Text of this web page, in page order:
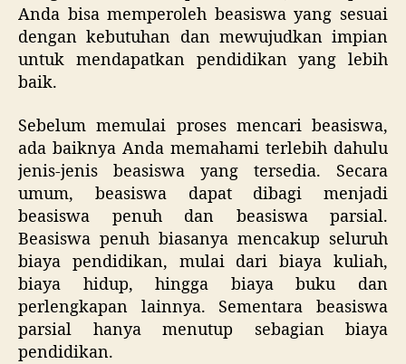
Anda bisa memperoleh beasiswa yang sesuai
dengan kebutuhan dan mewujudkan impian
untuk mendapatkan pendidikan yang lebih
baik.
Sebelum memulai proses mencari beasiswa,
ada baiknya Anda memahami terlebih dahulu
jenis-jenis beasiswa yang tersedia. Secara
umum, beasiswa dapat dibagi menjadi
beasiswa penuh dan beasiswa parsial.
Beasiswa penuh biasanya mencakup seluruh
biaya pendidikan, mulai dari biaya kuliah,
biaya hidup, hingga biaya buku dan
perlengkapan lainnya. Sementara beasiswa
parsial hanya menutup sebagian biaya
pendidikan.